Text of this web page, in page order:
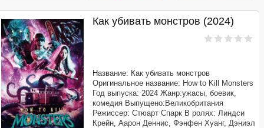
Как убивать монстров (2024)
Название: Как убивать монстров
Оригинальное название: How to Kill Monsters
Год выпуска: 2024 Жанр:ужасы, боевик,
комедия Выпущено:Великобритания
Режиссер: Стюарт Спарк В ролях: Линдси
Крейн, Аарон Деннис, Фэнфен Хуанг, Дэниэл